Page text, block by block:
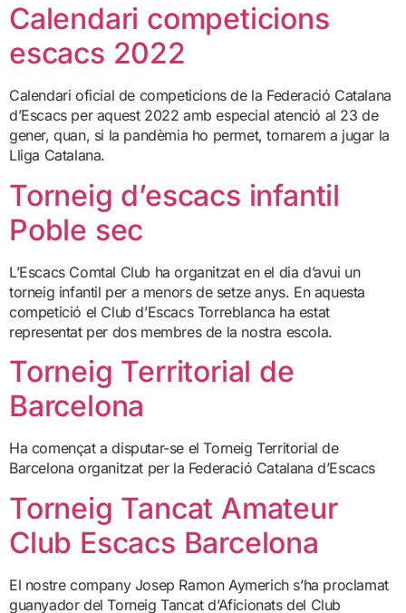
Calendari competicions
escacs 2022
Calendari oficial de competicions de la Federació Catalana
d’Escacs per aquest 2022 amb especial atenció al 23 de
gener, quan, si la pandèmia ho permet, tornarem a jugar la
Lliga Catalana.
Torneig d’escacs infantil
Poble sec
L’Escacs Comtal Club ha organitzat en el dia d’avui un
torneig infantil per a menors de setze anys. En aquesta
competició el Club d’Escacs Torreblanca ha estat
representat per dos membres de la nostra escola.
Torneig Territorial de
Barcelona
Ha començat a disputar-se el Torneig Territorial de
Barcelona organitzat per la Federació Catalana d’Escacs
Torneig Tancat Amateur
Club Escacs Barcelona
El nostre company Josep Ramon Aymerich s’ha proclamat
guanyador del Torneig Tancat d’Aficionats del Club